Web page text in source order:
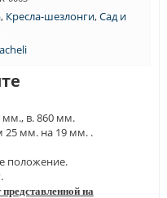
, Кресла-шезлонги,Сад и
мм., в. 860 мм.
25 мм. на 19 мм. .
положение.
на